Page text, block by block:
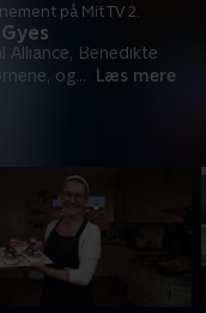
Benedikte
og... Læs mere
på Mit TV 2.